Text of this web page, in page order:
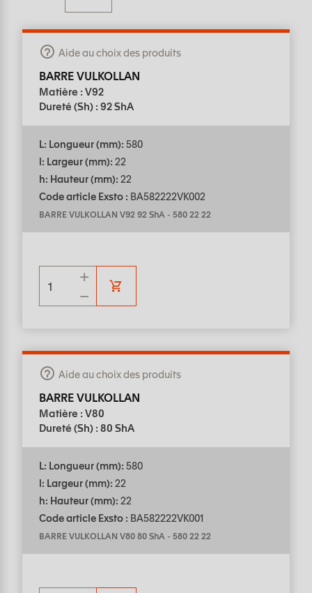
Aide au choix des produits
BARRE VULKOLLAN
Matière : V92
Dureté (Sh) : 92 ShA
L: Longueur (mm): 580
l: Largeur (mm): 22
h: Hauteur (mm): 22
Code article Exsto : BA582222VK002
BARRE VULKOLLAN V92 92 ShA - 580 22 22
Aide au choix des produits
BARRE VULKOLLAN
Matière : V80
Dureté (Sh) : 80 ShA
L: Longueur (mm): 580
l: Largeur (mm): 22
h: Hauteur (mm): 22
Code article Exsto : BA582222VK001
BARRE VULKOLLAN V80 80 ShA - 580 22 22